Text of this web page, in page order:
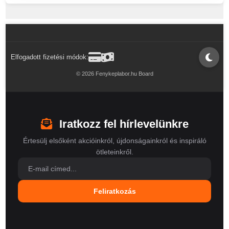
Elfogadott fizetési módok:
© 2026 Fenykeplabor.hu Board
Iratkozz fel hírlevelünkre
Értesülj elsőként akcióinkról, újdonságainkról és inspiráló
ötleteinkről.
Feliratkozás